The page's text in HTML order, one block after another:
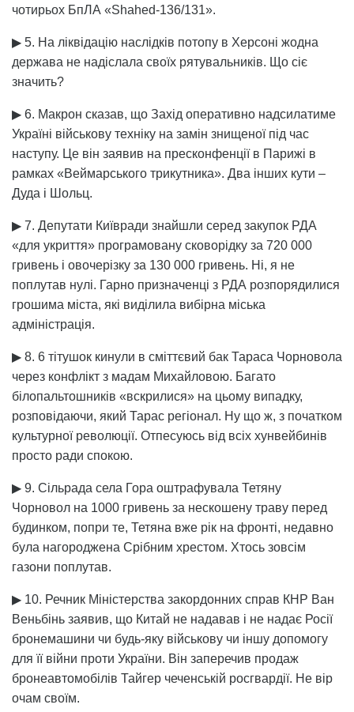
чотирьох БпЛА «Shahed-136/131».
▶ 5. На ліквідацію наслідків потопу в Херсоні жодна
держава не надіслала своїх рятувальників. Що сіє
значить?
▶ 6. Макрон сказав, що Захід оперативно надсилатиме
Україні військову техніку на замін знищеної під час
наступу. Це він заявив на пресконфенції в Парижі в
рамках «Веймарського трикутника». Два інших кути –
Дуда і Шольц.
▶ 7. Депутати Київради знайшли серед закупок РДА
«для укриття» програмовану сковорідку за 720 000
гривень і овочерізку за 130 000 гривень. Ні, я не
поплутав нулі. Гарно призначенці з РДА розпорядилися
грошима міста, які виділила вибірна міська
адміністрація.
▶ 8. 6 тітушок кинули в сміттєвий бак Тараса Чорновола
через конфлікт з мадам Михайловою. Багато
білопальтошників «вскрилися» на цьому випадку,
розповідаючи, який Тарас регіонал. Ну що ж, з початком
культурної революції. Отпесуюсь від всіх хунвейбинів
просто ради спокою.
▶ 9. Сільрада села Гора оштрафувала Тетяну
Чорновол на 1000 гривень за нескошену траву перед
будинком, попри те, Тетяна вже рік на фронті, недавно
була нагороджена Срібним хрестом. Хтось зовсім
газони поплутав.
▶ 10. Речник Міністерства закордонних справ КНР Ван
Веньбінь заявив, що Китай не надавав і не надає Росії
бронемашини чи будь-яку військову чи іншу допомогу
для її війни проти України. Він заперечив продаж
бронеавтомобілів Тайгер чеченській росгвардії. Не вір
очам своїм.